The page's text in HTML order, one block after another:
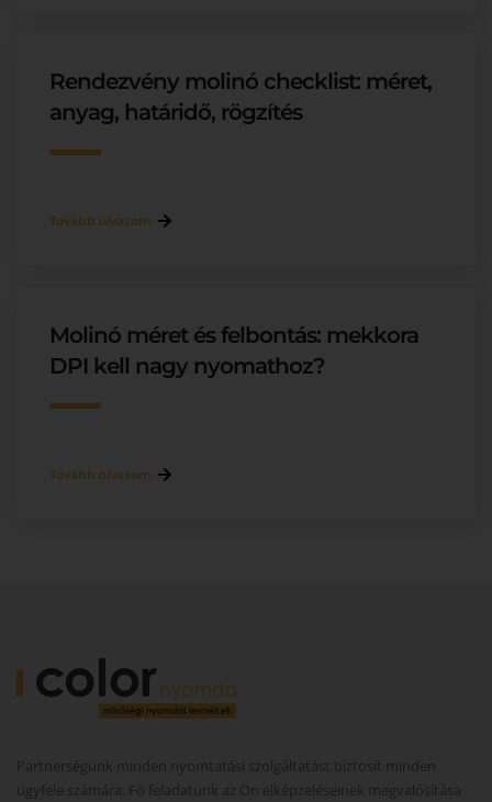
Rendezvény molinó checklist: méret,
anyag, határidő, rögzítés
Tovább olvasom
Molinó méret és felbontás: mekkora
DPI kell nagy nyomathoz?
Tovább olvasom
Partnerségünk minden nyomtatási szolgáltatást biztosít minden
ügyfele számára. Fő feladatunk az Ön elképzeléseinek megvalósítása